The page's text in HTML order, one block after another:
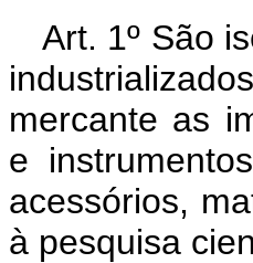
Art. 1º São
mercante as
e
acessórios,
à pesquisa